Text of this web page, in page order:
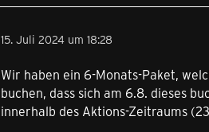
15. Juli 2024 um 18:28
Wir haben ein 6-Monats-Paket,
buchen, dass sich am 6.8. dieses
innerhalb des Aktions-Zeitraums